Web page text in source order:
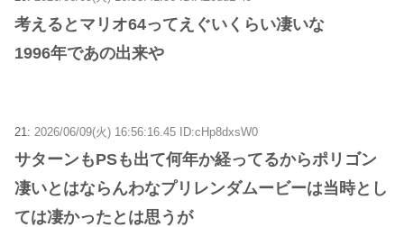
考えるとマリオ64ってえぐいくらい凄いな
1996年であの出来や
21: 2026/06/09(火) 16:56:16.45 ID:cHp8dxsW0
サターンもPSも出て何年か経ってるからポリゴン
凄いとはならんわなプリレンダムービーは当時とし
ては凄かったとは思うが